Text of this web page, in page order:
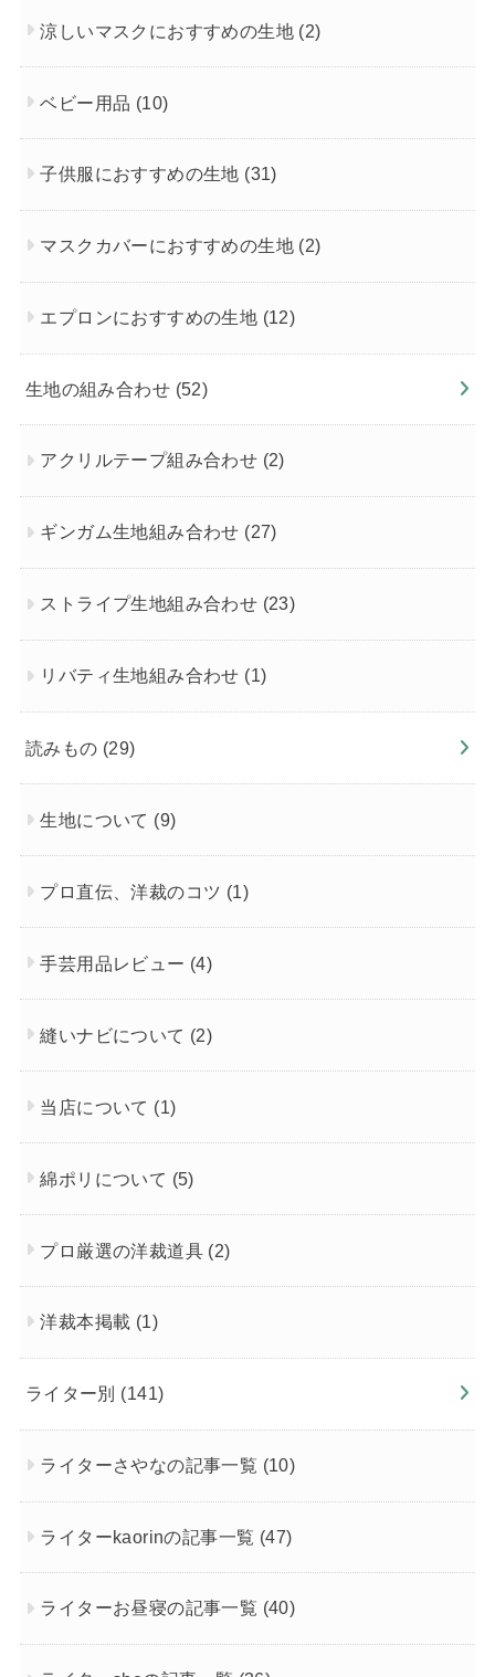
涼しいマスクにおすすめの生地 (2)
ベビー用品 (10)
子供服におすすめの生地 (31)
マスクカバーにおすすめの生地 (2)
エプロンにおすすめの生地 (12)
生地の組み合わせ (52)
アクリルテープ組み合わせ (2)
ギンガム生地組み合わせ (27)
ストライプ生地組み合わせ (23)
リバティ生地組み合わせ (1)
読みもの (29)
生地について (9)
プロ直伝、洋裁のコツ (1)
手芸用品レビュー (4)
縫いナビについて (2)
当店について (1)
綿ポリについて (5)
プロ厳選の洋裁道具 (2)
洋裁本掲載 (1)
ライター別 (141)
ライターさやなの記事一覧 (10)
ライターkaorinの記事一覧 (47)
ライターお昼寝の記事一覧 (40)